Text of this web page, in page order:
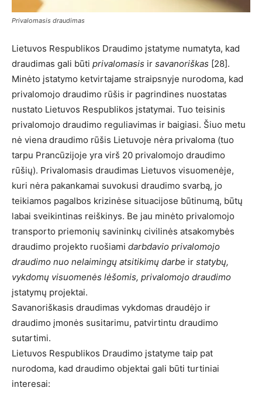
Privalomasis draudimas
Lietuvos Respublikos Draudimo įstatyme numatyta, kad
draudimas gali būti privalomasis ir savanoriškas [28].
Minėto įstatymo ketvirtajame straipsnyje nurodoma, kad
privalomojo draudimo rūšis ir pagrindines nuostatas
nustato Lietuvos Respublikos įstatymai. Tuo teisinis
privalomojo draudimo reguliavimas ir baigiasi. Šiuo metu
nė viena draudimo rūšis Lietuvoje nėra privaloma (tuo
tarpu Prancūzijoje yra virš 20 privalomojo draudimo
rūšių). Privalomasis draudimas Lietuvos visuomenėje,
kuri nėra pakankamai suvokusi draudimo svarbą, jo
teikiamos pagalbos krizinėse situacijose būtinumą, būtų
labai sveikintinas reiškinys. Be jau minėto privalomojo
transporto priemonių savininkų civilinės atsakomybės
draudimo projekto ruošiami darbdavio privalomojo
draudimo nuo nelaimingų atsitikimų darbe ir statybų,
vykdomų visuomenės lėšomis, privalomojo draudimo
įstatymų projektai.
Savanoriškasis draudimas vykdomas draudėjo ir
draudimo įmonės susitarimu, patvirtintu draudimo
sutartimi.
Lietuvos Respublikos Draudimo įstatyme taip pat
nurodoma, kad draudimo objektai gali būti turtiniai
interesai: